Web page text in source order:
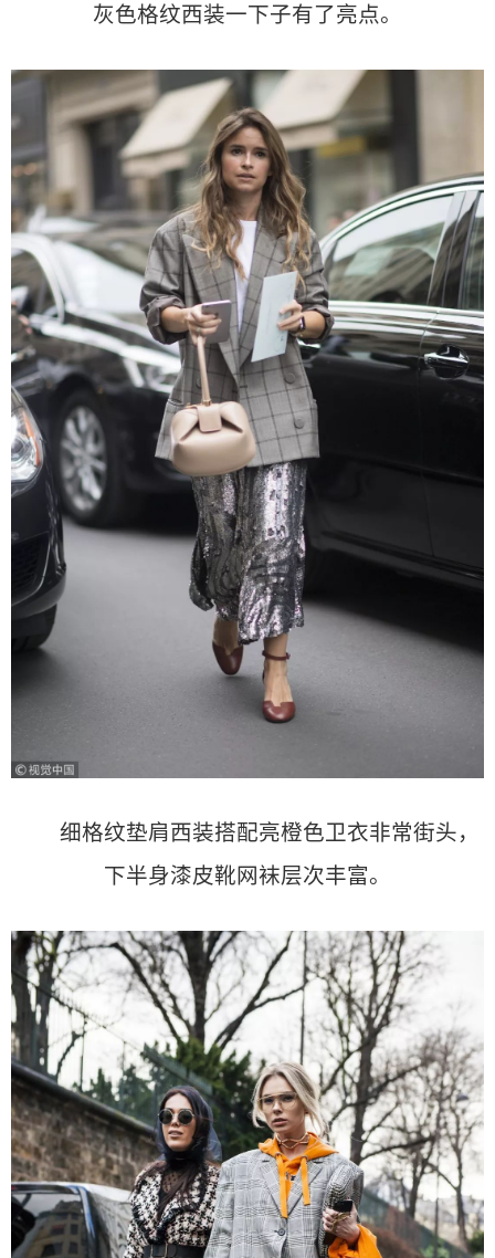
灰色格纹西装一下子有了亮点。
细格纹垫肩西装搭配亮橙色卫衣非常街头，
下半身漆皮靴网袜层次丰富。